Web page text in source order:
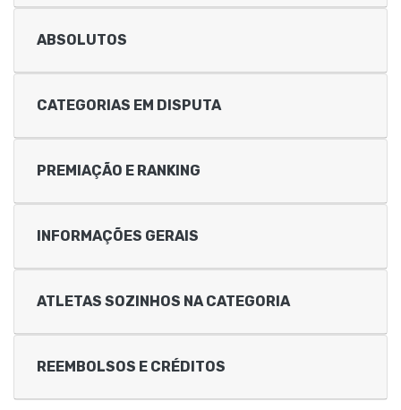
ABSOLUTOS
CATEGORIAS EM DISPUTA
PREMIAÇÃO E RANKING
INFORMAÇÕES GERAIS
ATLETAS SOZINHOS NA CATEGORIA
REEMBOLSOS E CRÉDITOS